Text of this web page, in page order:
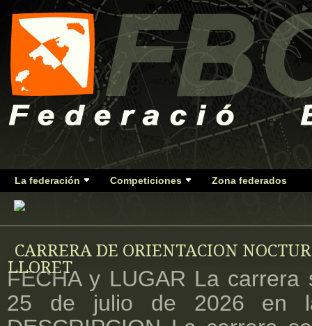
La federación Competiciones Zona federados
CARRERA DE ORIENTACION
LLORET
FECHA y LUGAR La
25 de julio de 2026 en